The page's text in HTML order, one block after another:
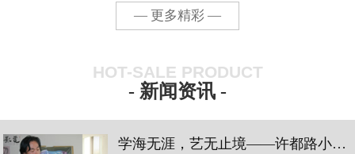
— 更多精彩 —
HOT-SALE PRODUCT
- 新闻资讯 -
学海无涯，艺无止境——许都路小学三四中队蓝花小队陶瓷艺术学习之旅